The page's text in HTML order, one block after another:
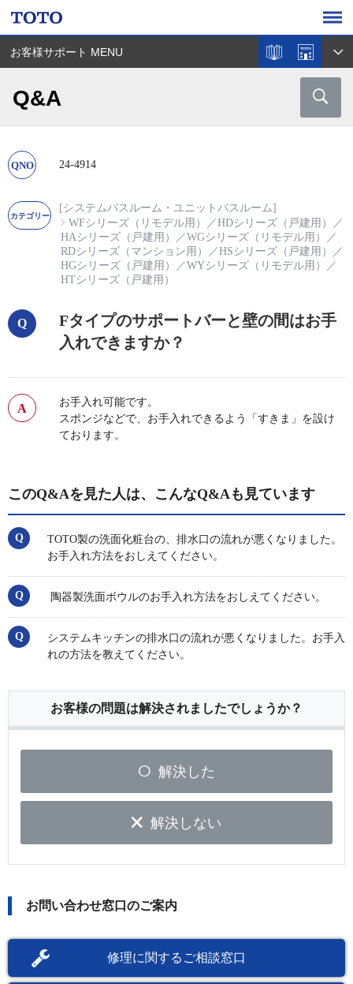
お客様サポート MENU
Q&A
24-4914
[システムバスルーム・ユニットバスルーム]
WFシリーズ（リモデル用）
／HDシリーズ（戸建用）
／
HAシリーズ（戸建用）
／WGシリーズ（リモデル用）
／
RDシリーズ（マンション用）
／HSシリーズ（戸建用）
／
HGシリーズ（戸建用）
／WYシリーズ（リモデル用）
／
HTシリーズ（戸建用）
Fタイプのサポートバーと壁の間はお手
入れできますか？
お手入れ可能です。
スポンジなどで、お手入れできるよう「すきま」を設け
ております。
このQ&Aを見た人は、こんなQ&Aも見ています
TOTO製の洗面化粧台の、排水口の流れが悪くなりました。
お手入れ方法をおしえてください。
陶器製洗面ボウルのお手入れ方法をおしえてください。
システムキッチンの排水口の流れが悪くなりました。お手入
れの方法を教えてください。
お客様の問題は解決されましたでしょうか？
解決した
解決しない
お問い合わせ窓口のご案内
修理に関するご相談窓口